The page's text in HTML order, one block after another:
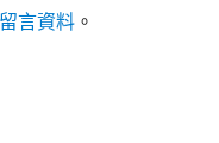
言資料 。